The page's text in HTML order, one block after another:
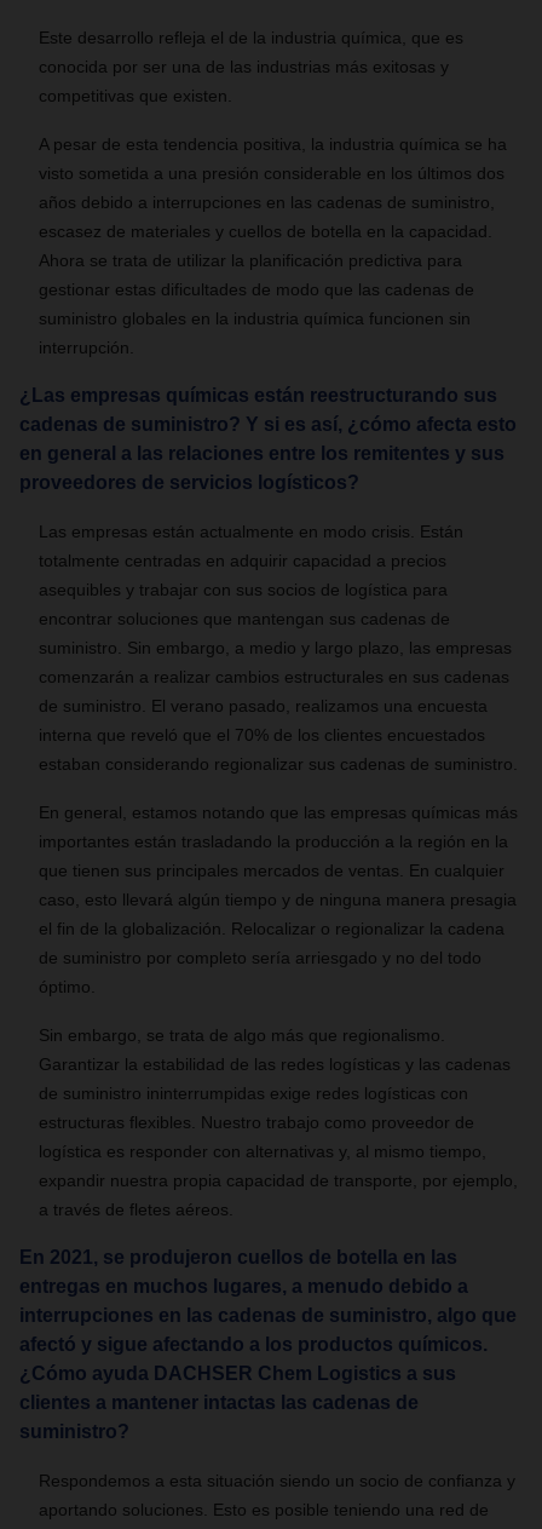
Este desarrollo refleja el de la industria química, que es
conocida por ser una de las industrias más exitosas y
competitivas que existen.
A pesar de esta tendencia positiva, la industria química se ha
visto sometida a una presión considerable en los últimos dos
años debido a interrupciones en las cadenas de suministro,
escasez de materiales y cuellos de botella en la capacidad.
Ahora se trata de utilizar la planificación predictiva para
gestionar estas dificultades de modo que las cadenas de
suministro globales en la industria química funcionen sin
interrupción.
¿Las empresas químicas están reestructurando sus
cadenas de suministro? Y si es así, ¿cómo afecta esto
en general a las relaciones entre los remitentes y sus
proveedores de servicios logísticos?
Las empresas están actualmente en modo crisis. Están
totalmente centradas en adquirir capacidad a precios
asequibles y trabajar con sus socios de logística para
encontrar soluciones que mantengan sus cadenas de
suministro. Sin embargo, a medio y largo plazo, las empresas
comenzarán a realizar cambios estructurales en sus cadenas
de suministro. El verano pasado, realizamos una encuesta
interna que reveló que el 70% de los clientes encuestados
estaban considerando regionalizar sus cadenas de suministro.
En general, estamos notando que las empresas químicas más
importantes están trasladando la producción a la región en la
que tienen sus principales mercados de ventas. En cualquier
caso, esto llevará algún tiempo y de ninguna manera presagia
el fin de la globalización. Relocalizar o regionalizar la cadena
de suministro por completo sería arriesgado y no del todo
óptimo.
Sin embargo, se trata de algo más que regionalismo.
Garantizar la estabilidad de las redes logísticas y las cadenas
de suministro ininterrumpidas exige redes logísticas con
estructuras flexibles. Nuestro trabajo como proveedor de
logística es responder con alternativas y, al mismo tiempo,
expandir nuestra propia capacidad de transporte, por ejemplo,
a través de fletes aéreos.
En 2021, se produjeron cuellos de botella en las
entregas en muchos lugares, a menudo debido a
interrupciones en las cadenas de suministro, algo que
afectó y sigue afectando a los productos químicos.
¿Cómo ayuda DACHSER Chem Logistics a sus
clientes a mantener intactas las cadenas de
suministro?
Respondemos a esta situación siendo un socio de confianza y
aportando soluciones. Esto es posible teniendo una red de